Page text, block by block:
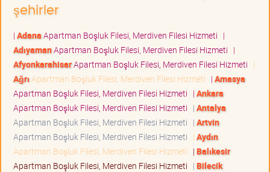
şehirler
| AdanaApartman Boşluk Filesi, Merdiven Filesi Hizmeti |
AdıyamanApartman Boşluk Filesi, Merdiven Filesi Hizmeti |
AfyonkarahisarApartman Boşluk Filesi, Merdiven Filesi Hizmeti |
Ağrı Apartman Boşluk Filesi, Merdiven Filesi Hizmeti | Amasya
Apartman Boşluk Filesi, Merdiven Filesi Hizmeti | Ankara
Apartman Boşluk Filesi, Merdiven Filesi Hizmeti | Antalya
Apartman Boşluk Filesi, Merdiven Filesi Hizmeti | Artvin
Apartman Boşluk Filesi, Merdiven Filesi Hizmeti | Aydın
Apartman Boşluk Filesi, Merdiven Filesi Hizmeti | Balıkesir
Apartman Boşluk Filesi, Merdiven Filesi Hizmeti | Bilecik